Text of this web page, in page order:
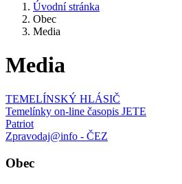
Úvodní stránka
Obec
Media
Media
TEMELÍNSKÝ HLÁSIČ
Temelínky on-line časopis JETE
Patriot
Zpravodaj@info - ČEZ
Obec